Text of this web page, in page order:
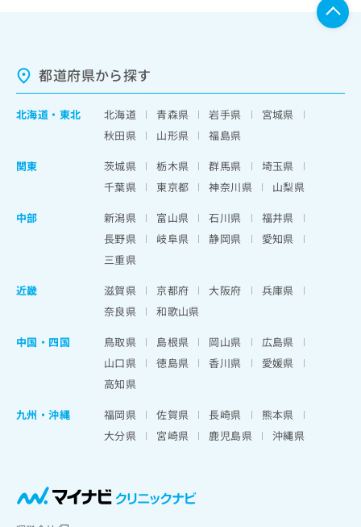
都道府県から探す
北海道 ・ 東北 北海道 青森県 岩手県
宮城県
秋田県
山形県
福島県
関東
茨城県 栃木県 群馬県
埼玉県
千葉県
東京都 神奈川県
山梨県
中部
新潟県 富山県 石川県
福井県
長野県
岐阜県 静岡県
愛知県
三重県
近畿
滋賀県 京都府 大阪府
兵庫県
奈良県
和歌山県
中国・四国
鳥取県 島根県 岡山県
広島県
山口県
徳島県 香川県
愛媛県
高知県
九州・沖縄
福岡県 佐賀県 長崎県
熊本県
大分県
宮崎県 鹿児島県 沖縄県